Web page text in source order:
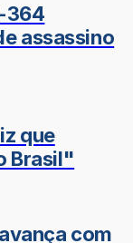
364
assassino
que
Brasil"
com